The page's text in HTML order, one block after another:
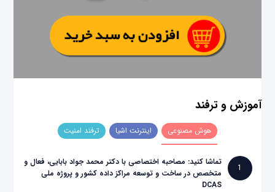
آموزش و ترفند
هوش مصنوعی اینترنت اشیا ترفند امنیت
1
تماشا کنید: مصاحبه اختصاصی با دکتر محمد جواد بابایی، فعال و
متخصص در ساخت و توسعه مراکز داده کشور و پروژه ملی
DCAS